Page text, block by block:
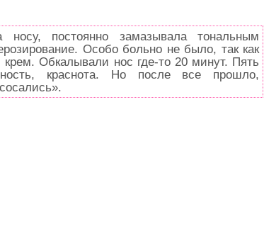
носу, постоянно замазывала тональным
Особо больно не было, так как
Обкалывали нос где-то 20 минут. Пять
краснота. Но после все прошло,